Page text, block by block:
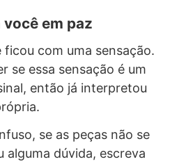
em paz
ficou com uma sensação.
se essa sensação é um
então já interpretou
se as peças não se
alguma dúvida, escreva